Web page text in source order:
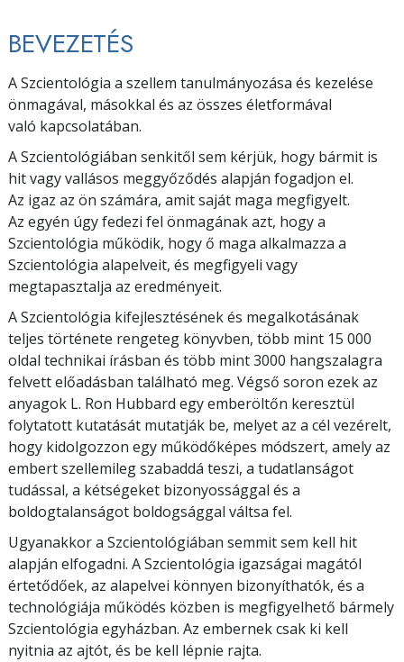
BEVEZETÉS
A Szcientológia a szellem tanulmányozása és kezelése
önmagával, másokkal és az összes életformával
való kapcsolatában.
A Szcientológiában senkitől sem kérjük, hogy bármit is
hit vagy vallásos meggyőződés alapján fogadjon el.
Az igaz az ön számára, amit saját maga megfigyelt.
Az egyén úgy fedezi fel önmagának azt, hogy a
Szcientológia működik, hogy ő maga alkalmazza a
Szcientológia alapelveit, és megfigyeli vagy
megtapasztalja az eredményeit.
A Szcientológia kifejlesztésének és megalkotásának
teljes története rengeteg könyvben, több mint 15 000
oldal technikai írásban és több mint 3000 hangszalagra
felvett előadásban található meg. Végső soron ezek az
anyagok L. Ron Hubbard egy emberöltőn keresztül
folytatott kutatását mutatják be, melyet az a cél vezérelt,
hogy kidolgozzon egy működőképes módszert, amely az
embert szellemileg szabaddá teszi, a tudatlanságot
tudással, a kétségeket bizonyossággal és a
boldogtalanságot boldogsággal váltsa fel.
Ugyanakkor a Szcientológiában semmit sem kell hit
alapján elfogadni. A Szcientológia igazságai magától
értetődőek, az alapelvei könnyen bizonyíthatók, és a
technológiája működés közben is megfigyelhető bármely
Szcientológia egyházban. Az embernek csak ki kell
nyitnia az ajtót, és be kell lépnie rajta.